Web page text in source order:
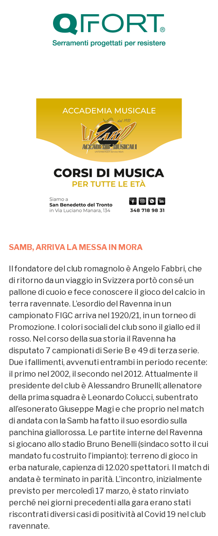
SAMB, ARRIVA LA MESSA IN MORA
Il fondatore del club romagnolo è Angelo Fabbri, che
di ritorno da un viaggio in Svizzera portò con sé un
pallone di cuoio e fece conoscere il gioco del calcio in
terra ravennate. L’esordio del Ravenna in un
campionato FIGC arriva nel 1920/21, in un torneo di
Promozione. I colori sociali del club sono il giallo ed il
rosso. Nel corso della sua storia il Ravenna ha
disputato 7 campionati di Serie B e 49 di terza serie.
Due i fallimenti, avvenuti entrambi in periodo recente:
il primo nel 2002, il secondo nel 2012. Attualmente il
presidente del club è Alessandro Brunelli; allenatore
della prima squadra è Leonardo Colucci, subentrato
all’esonerato Giuseppe Magi e che proprio nel match
di andata con la Samb ha fatto il suo esordio sulla
panchina giallorossa. Le partite interne del Ravenna
si giocano allo stadio Bruno Benelli (sindaco sotto il cui
mandato fu costruito l’impianto): terreno di gioco in
erba naturale, capienza di 12.020 spettatori. Il match di
andata è terminato in parità. L’incontro, inizialmente
previsto per mercoledì 17 marzo, è stato rinviato
perché nei giorni precedenti alla gara erano stati
riscontrati diversi casi di positività al Covid 19 nel club
ravennate.